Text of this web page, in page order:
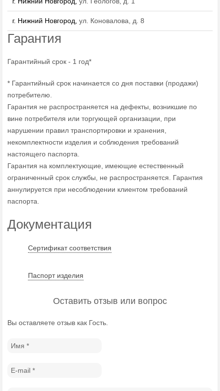
г. Нижний Новгород, ул. Коновалова, д. 8
Гарантия
Гарантийный срок - 1 год*
* Гарантийный срок начинается со дня поставки (продажи)
потребителю.
Гарантия не распространяется на дефекты, возникшие по
вине потребителя или торгующей организации, при
нарушении правил транспортировки и хранения,
некомплектности изделия и соблюдения требований
настоящего паспорта.
Гарантия на комплектующие, имеющие естественный
ограниченный срок службы, не распространяется. Гарантия
аннулируется при несоблюдении клиентом требований
паспорта.
Документация
Сертификат соответствия
Паспорт изделия
Оставить отзыв или вопрос
Вы оставляете отзыв как Гость.